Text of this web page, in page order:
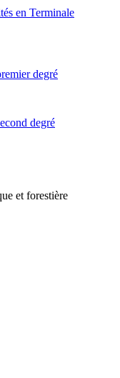
en Terminale
degré
degré
et forestière